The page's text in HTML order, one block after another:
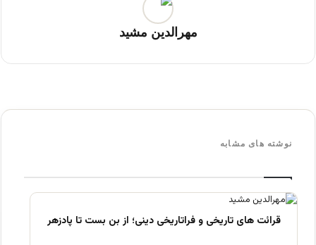
مهرالدین مشید
نوشته های مشابه